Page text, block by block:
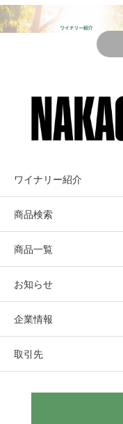
カベルネ・ソーヴィ
ルに基づき9月下旬に
醸造・熟成 ：除梗して
漬後、ステンレスタ
1日1回ポンピング・
アムボディのカベルネ
チェリー、ブラック
フトなタンニン。
ドライハーブとダー
る。
しっかりとした骨格
はスパイス感と心地よ
る。
WINERY
「毎日飲んで
リー。 2017年
ワイナリー紹介
商品検索
商品一覧
お知らせ
企業情報
取引先